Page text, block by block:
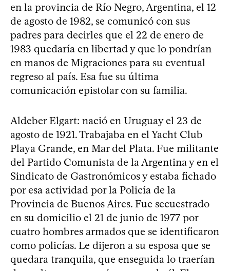
en la provincia de Río Negro, Argentina, el 12
de agosto de 1982, se comunicó con sus
padres para decirles que el 22 de enero de
1983 quedaría en libertad y que lo pondrían
en manos de Migraciones para su eventual
regreso al país. Esa fue su última
comunicación epistolar con su familia.
Aldeber Elgart: nació en Uruguay el 23 de
agosto de 1921. Trabajaba en el Yacht Club
Playa Grande, en Mar del Plata. Fue militante
del Partido Comunista de la Argentina y en el
Sindicato de Gastronómicos y estaba fichado
por esa actividad por la Policía de la
Provincia de Buenos Aires. Fue secuestrado
en su domicilio el 21 de junio de 1977 por
cuatro hombres armados que se identificaron
como policías. Le dijeron a su esposa que se
quedara tranquila, que enseguida lo traerían